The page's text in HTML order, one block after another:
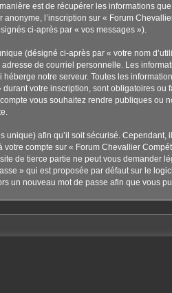
est de récupérer les informations
l’inscription sur « Forum
ci-après par « vos messages »).
(désigné ci-après par « votre nom
de courriel personnelle. Les
notre serveur. Toutes les
votre inscription, sont obligatoires
vous souhaitez rendre publiques
unique) afin qu’il soit sécurisé.
votre compte sur « Forum Chevallier
de tierce partie ne peut vous demander
» qui est proposée par défaut sur le
un nouveau mot de passe afin que vous